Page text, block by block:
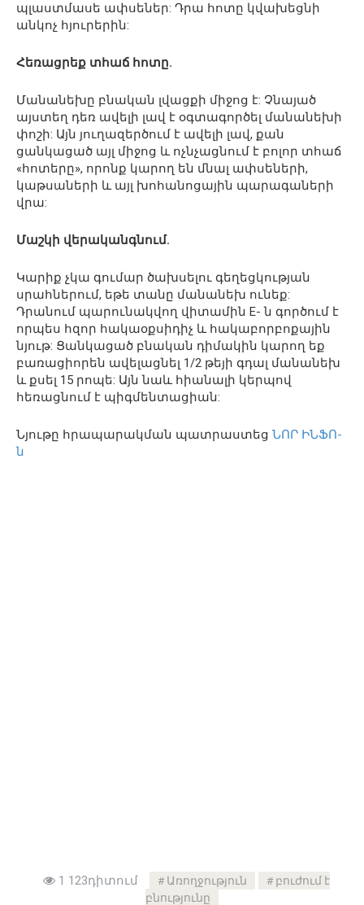
պլաստմասե ափսեներ: Դրա հոտը կվախեցնի
անկոչ հյուրերին:
Հեռացրեք տհաճ հոտը.
Մանանեխը բնական լվացքի միջոց է: Չնայած
այստեղ դեռ ավելի լավ է օգտագործել մանանեխի
փոշի: Այն յուղազերծում է ավելի լավ, քան
ցանկացած այլ միջոց և ոչնչացնում է բոլոր տհաճ
«հոտերը», որոնք կարող են մնալ ափսեների,
կաթսաների և այլ խոհանոցային պարագաների
վրա:
Մաշկի վերականգնում.
Կարիք չկա գումար ծախսելու գեղեցկության
սրահներում, եթե տանը մանանեխ ունեք:
Դրանում պարունակվող վիտամին E- ն գործում է
որպես հզոր հակաօքսիդիչ և հակաբորբոքային
նյութ: Ցանկացած բնական դիմակին կարող եք
բառացիորեն ավելացնել 1/2 թեյի գդալ մանանեխ
և քսել 15 րոպե: Այն նաև հիանալի կերպով
հեռացնում է պիգմենտացիան:
Նյութը հրապարակման պատրաստեց ՆՈՐ ԻՆՖՈ-
ն
1 123դիտում Առողջություն
բուժում է
բնությունը